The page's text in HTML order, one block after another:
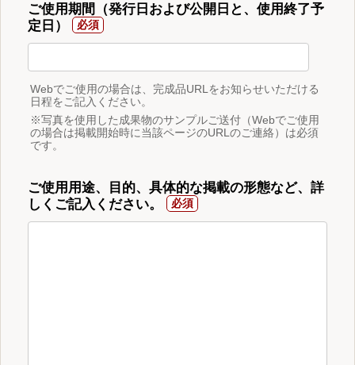
ご使用期間（発行日および公開日と、使用終了予
定日）
Webでご使用の場合は、完成品URLをお知らせいただける
日程をご記入ください。
※写真を使用した成果物のサンプルご送付（Webでご使用
の場合は掲載開始時に当該ページのURLのご連絡）は必須
です。
ご使用用途、目的、具体的な掲載の形態など、詳
しくご記入ください。